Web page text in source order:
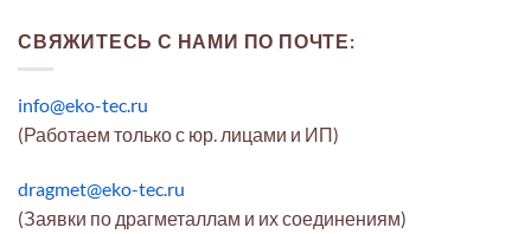
СВЯЖИТЕСЬ С НАМИ ПО ПОЧТЕ:
info@eko-tec.ru
(Работаем только с юр. лицами и ИП)
dragmet@eko-tec.ru
(Заявки по драгметаллам и их соединениям)